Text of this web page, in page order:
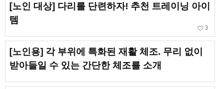
[노인 대상] 다리를 단련하자! 추천 트레이닝 아이
템
favorite_border 3
[노인용] 각 부위에 특화된 재활 체조. 무리 없이
받아들일 수 있는 간단한 체조를 소개